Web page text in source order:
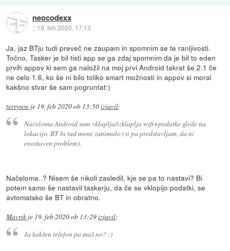
neocodexx
:: 19. feb 2020, 17:13
Ja, jaz BTju tudi preveč ne zaupam in spomnim se te ranljivosti.
Točno, Tasker je bil tisti app se ga zdaj spomnim da je bil to eden
prvih appov ki sem ga naložil na moj prvi Android takrat še 2.1 če
ne celo 1.6, ko še ni bilo toliko smart možnosti in appov si moral
kakšno stvar še sam pogruntat:)
terryww je 19. feb 2020 ob 13:50izjavil:
Načeloma Android sam vklaplja/izklaplja wifi+podatke glede na
lokacijo. BT bi tud mene zanimalo (si pa predstavljam, da ni
enostaven problem).
Načeloma..? Nisem še nikoli zasledil, kje se pa to nastavi? Bi
potem samo še nastavil taskerju, da če se vklopijo podatki, se
avtomatsko še BT in obratno.
Mavrik je 19. feb 2020 ob 13:29izjavil:
Ja kakšen telefon pa maš no? :)